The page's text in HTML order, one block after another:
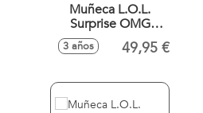
Muñeca L.O.L.
Surprise OMG
Fashion Show Style
Edition Missy Frost
3 años 49,95 €